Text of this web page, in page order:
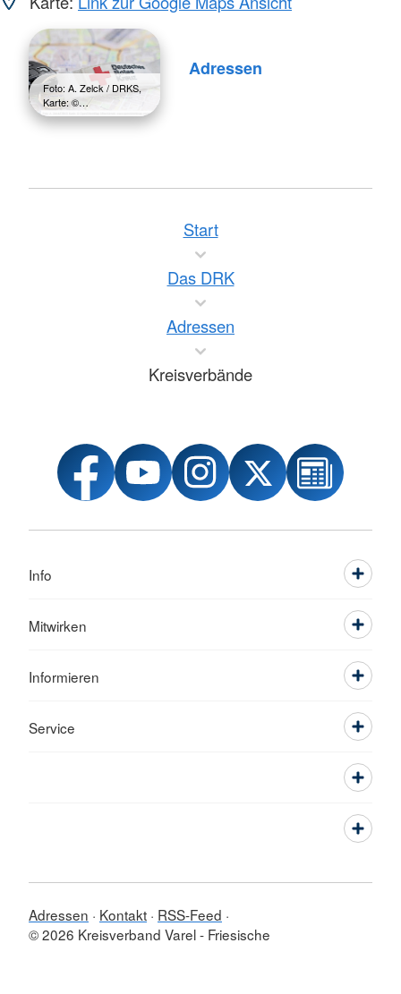
Foto: A. Zelck / DRKS,
Karte: ©…
Adressen
Start
Das DRK
Adressen
Kreisverbände
Info
Mitwirken
Informieren
Service
Adressen Kontakt RSS-Feed
© 2026 Kreisverband Varel - Friesische